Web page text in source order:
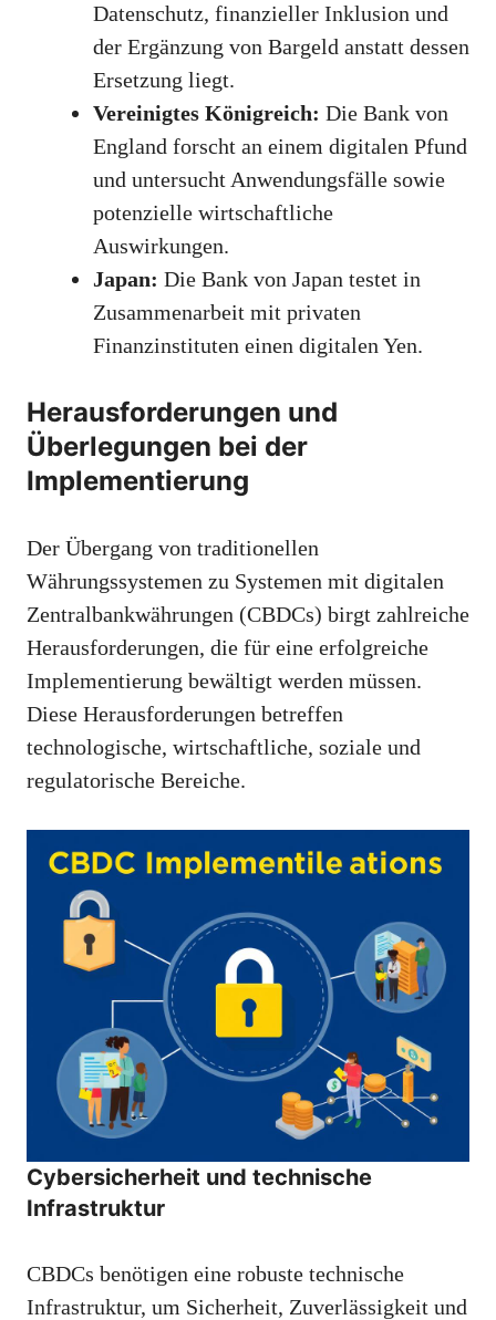
Datenschutz, finanzieller Inklusion und
der Ergänzung von Bargeld anstatt dessen
Ersetzung liegt.
Vereinigtes Königreich: Die Bank von
England forscht an einem digitalen Pfund
und untersucht Anwendungsfälle sowie
potenzielle wirtschaftliche
Auswirkungen.
Japan: Die Bank von Japan testet in
Zusammenarbeit mit privaten
Finanzinstituten einen digitalen Yen.
Herausforderungen und
Überlegungen bei der
Implementierung
Der Übergang von traditionellen
Währungssystemen zu Systemen mit digitalen
Zentralbankwährungen (CBDCs) birgt zahlreiche
Herausforderungen, die für eine erfolgreiche
Implementierung bewältigt werden müssen.
Diese Herausforderungen betreffen
technologische, wirtschaftliche, soziale und
regulatorische Bereiche.
Cybersicherheit und technische
Infrastruktur
CBDCs benötigen eine robuste technische
Infrastruktur, um Sicherheit, Zuverlässigkeit und